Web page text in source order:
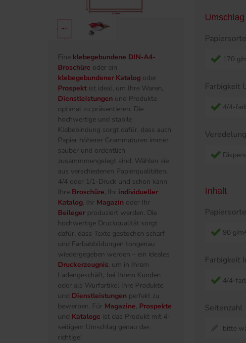
Eine klebegebundene DIN-A4-
Broschüre oder ein
klebegebundener Katalog oder
Prospekt ist ideal, um Ihre Waren,
Dienstleistungen und Produkte
optimal zu präsentieren. Die
hochwertige und stabile
Klebebindung sorgt dafür, dass auch
Papier höherer Grammaturen immer
sauber und ordentlich
zusammmengelegt sind. Wählen sie
aus verschiedenen Papierqualitäten,
4/4 oder 1/1-Druck und schon kann
Ihre Broschüre, Ihr individueller
Katalog, Ihr Magazin oder Ihr
Beileger produziert werden. Die
hochwertige Druckqualität sorgt
dafür, dass Texte gestochen scharf
und Farbabbildungen tongenau
wiedergegeben werden – ein ideales
Druckerzeugnis, um in Ihrem
Ladengeschäft, bei Ihrem Kunden
oder als Wurfartikel Ihre Produkte
und Dienstleistungen perfekt zu
bewerben. Für Magazine, Prospekte
und Kataloge ist das Produkt mit 4-
seitigem Umschlag genau das
richtige!
Umschlag
170 g/
Farbigkeit
4/4-
Veredelung
Inhalt
90 g/
Farbigkeit
4/4-
Seitenzahl
bitte